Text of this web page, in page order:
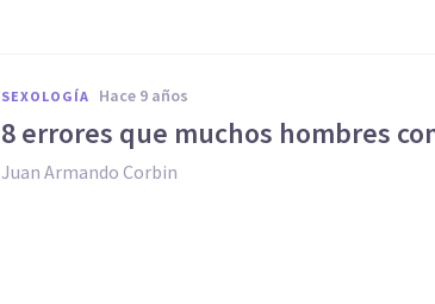
SEXOLOGÍA hace 9 años
​8 errores que muchos hombres
Juan Armando Corbin